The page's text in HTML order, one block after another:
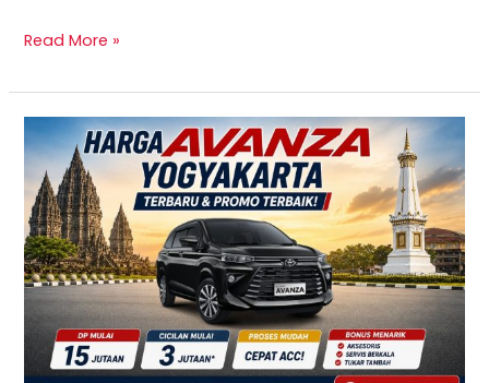
Read More »
TERBARU!
Harga
Toyota
Avanza
Yogyakarta
–
Promo
DP
Ringan